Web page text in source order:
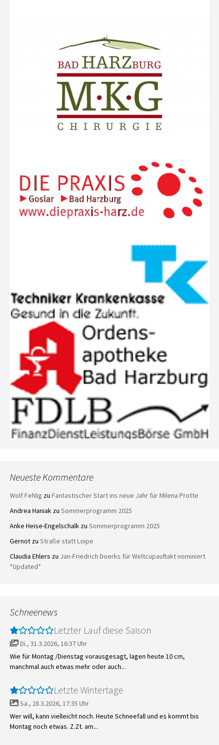
Neueste Kommentare
Wolf Fehlig zu Fantastischer Start ins neue Jahr für Milena Protte
Andrea Haniak zu Sommerprogramm 2025
Anke Heise-Engelschalk zu Sommerprogramm 2025
Gernot zu Straße statt Loipe
Claudia Ehlers zu Jan-Friedrich Doerks für Weltcupauftakt nominiert
*Updated*
Schneenews
Letzter Lauf diese Saison
Di., 31.3.2026, 16:37 Uhr
Wie für Montag /Dienstag vorausgesagt, lagen heute 10 cm,
manchmal auch etwas mehr oder auch...
Letzte Wintertage
Sa., 28.3.2026, 17:35 Uhr
Wer will, kann vielleicht noch. Heute Schneefall und es kommt bis
Montag noch etwas. Z.Zt. am...